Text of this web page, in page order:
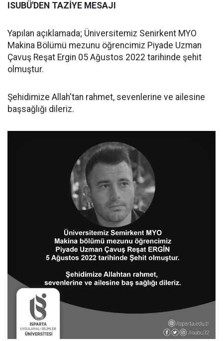
ISUBÜ'DEN TAZİYE MESAJI
Yapılan açıklamada; Üniversitemiz Senirkent MYO
Makina Bölümü mezunu öğrencimiz Piyade Uzman
Çavuş Reşat Ergin 05 Ağustos 2022 tarihinde şehit
olmuştur.
Şehidimize Allah'tan rahmet, sevenlerine ve ailesine
başsağlığı dileriz.